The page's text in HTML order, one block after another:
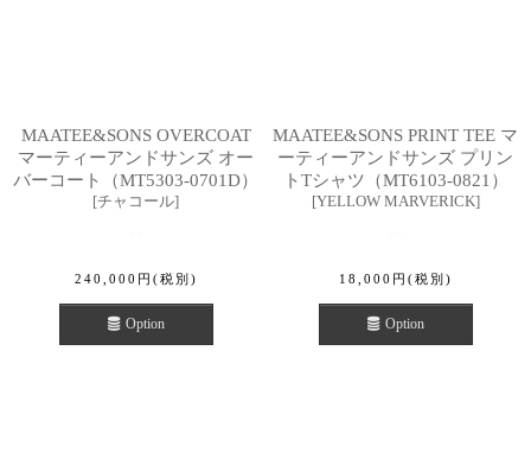
MAATEE&SONS OVERCOAT
マーティーアンドサンズ オー
バーコート（MT5303-0701D）
[チャコール]
240,000 円 (税別)
Option
MAATEE&SONS PRINT TEE マ
ーティーアンドサンズ プリン
トTシャツ（MT6103-0821）
[YELLOW MARVERICK]
18,000 円 (税別)
Option